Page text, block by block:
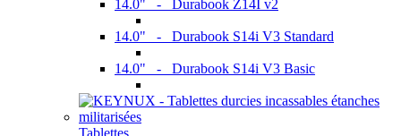
14.0" - Durabook Z14I v2
14.0" - Durabook S14i V3 Standard
14.0" - Durabook S14i V3 Basic